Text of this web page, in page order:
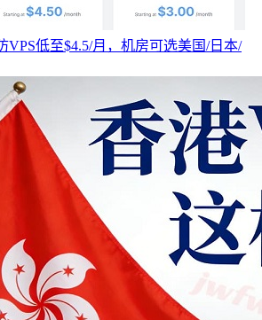
VPS低至$4.5/月，机房可选美国/日本/